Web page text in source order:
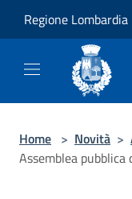
Regione Lombardia
Home > Novità >
Assemblea pubblica